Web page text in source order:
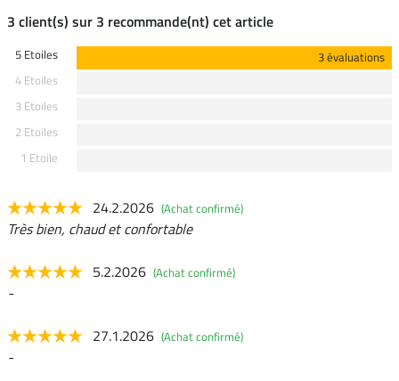
3 client(s) sur 3 recommande(nt) cet article
5 Etoiles
3 évaluations
4 Etoiles
3 Etoiles
2 Etoiles
1 Etoile
24.2.2026 (Achat confirmé)
Très bien, chaud et confortable
5.2.2026 (Achat confirmé)
-
27.1.2026 (Achat confirmé)
-